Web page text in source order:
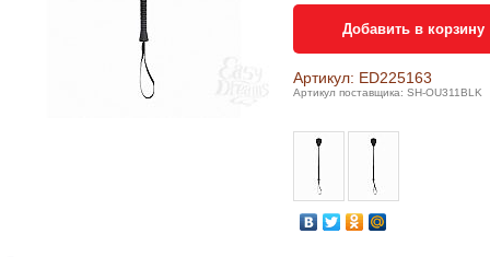
Добавить в корзину
Артикул: ED225163
Артикул поставщика: SH-OU311BLK